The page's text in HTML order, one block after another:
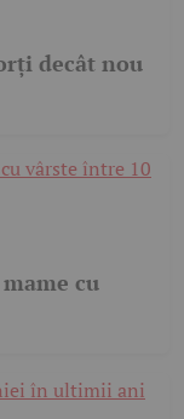
decât nou
cu